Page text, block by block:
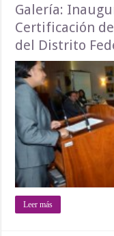
Galería:
Certificación
del Distrito
Leer más